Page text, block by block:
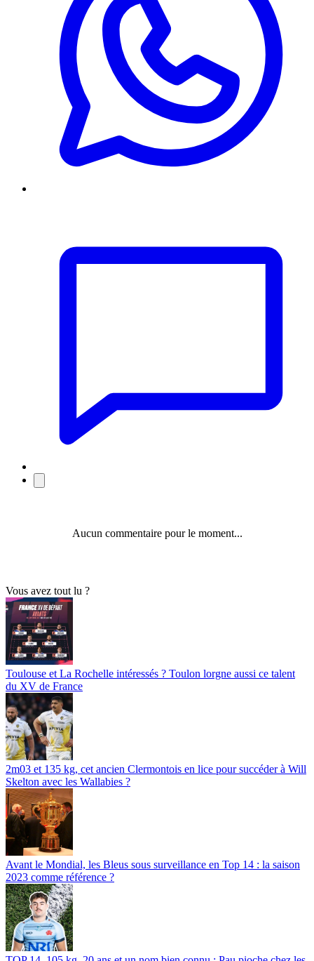
Aucun commentaire pour le moment...
Vous avez tout lu ?
Toulouse et La Rochelle intéressés ? Toulon lorgne aussi ce talent
du XV de France
2m03 et 135 kg, cet ancien Clermontois en lice pour succéder à Will
Skelton avec les Wallabies ?
Avant le Mondial, les Bleus sous surveillance en Top 14 : la saison
2023 comme référence ?